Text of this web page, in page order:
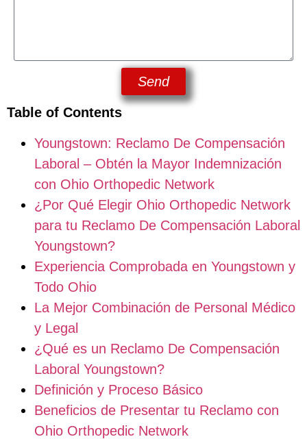
Send
Table of Contents
Youngstown: Reclamo De Compensación
Laboral – Obtén la Mayor Indemnización
con Ohio Orthopedic Network
¿Por Qué Elegir Ohio Orthopedic Network
para tu Reclamo De Compensación Laboral
Youngstown?
Experiencia Comprobada en Youngstown y
Todo Ohio
La Mejor Combinación de Personal Médico
y Legal
¿Qué es un Reclamo De Compensación
Laboral Youngstown?
Definición y Proceso Básico
Beneficios de Presentar tu Reclamo con
Ohio Orthopedic Network